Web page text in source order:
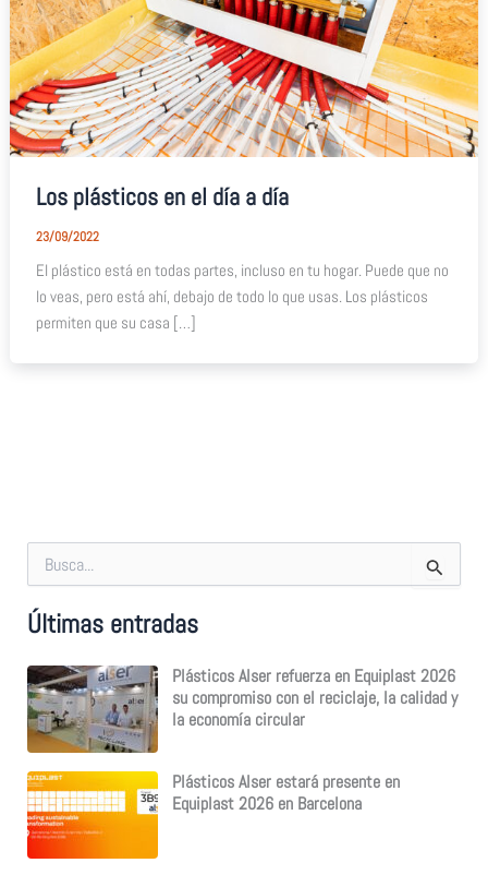
Los plásticos en el día a día
23/09/2022
El plástico está en todas partes, incluso en tu hogar. Puede que no
lo veas, pero está ahí, debajo de todo lo que usas. Los plásticos
permiten que su casa […]
c
a
r
p
o
r
:
Últimas entradas
Plásticos Alser refuerza en Equiplast 2026
su compromiso con el reciclaje, la calidad y
la economía circular
Plásticos Alser estará presente en
Equiplast 2026 en Barcelona